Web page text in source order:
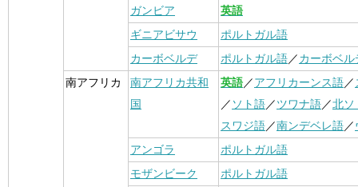
ガンビア
英語
ギニアビサウ
ポルトガル語
カーボベルデ
ポルトガル語／カーボベ
南アフリカ
南アフリカ共和
国
英語／アフリカーンス語／
／ ソト語／ツワナ語／北ソ
スワジ語／南ンデベレ語／
アンゴラ
ポルトガル語
モザンビーク
ポルトガル語